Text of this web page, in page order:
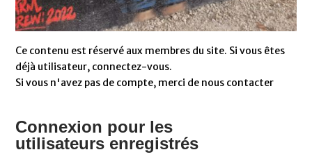
Ce contenu est réservé aux membres du site. Si vous êtes
déjà utilisateur, connectez-vous.
Si vous n'avez pas de compte, merci de nous contacter
Connexion pour les
utilisateurs enregistrés